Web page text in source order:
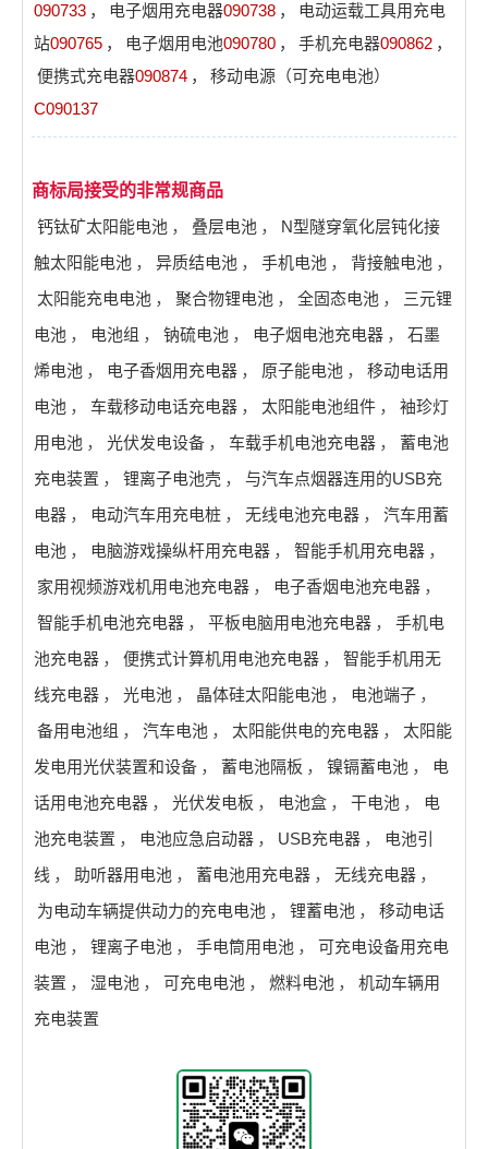
090733 ， 电子烟用充电器090738 ，
电动运载工具用充电
站090765 ， 电子烟用电池090780 ， 手机充电器090862 ，
便携式充电器090874 ，
移动电源（可充电电池）
C090137
商标局接受的非常规商品
钙钛矿太阳能电池 ， 叠层电池 ，
N型隧穿氧化层钝化接
触太阳能电池 ， 异质结电池 ， 手机电池 ， 背接触电池 ，
太阳能充电电池 ， 聚合物锂电池 ， 全固态电池 ，
三元锂
电池 ， 电池组 ， 钠硫电池 ， 电子烟电池充电器 ，
石墨
烯电池 ， 电子香烟用充电器 ， 原子能电池 ，
移动电话用
电池 ， 车载移动电话充电器 ， 太阳能电池组件 ，
袖珍灯
用电池 ， 光伏发电设备 ， 车载手机电池充电器 ，
蓄电池
充电装置 ， 锂离子电池壳 ，
与汽车点烟器连用的USB充
电器 ， 电动汽车用充电桩 ， 无线电池充电器 ，
汽车用蓄
电池 ， 电脑游戏操纵杆用充电器 ， 智能手机用充电器 ，
家用视频游戏机用电池充电器 ， 电子香烟电池充电器 ，
智能手机电池充电器 ， 平板电脑用电池充电器 ，
手机电
池充电器 ， 便携式计算机用电池充电器 ，
智能手机用无
线充电器 ， 光电池 ， 晶体硅太阳能电池 ， 电池端子 ，
备用电池组 ， 汽车电池 ， 太阳能供电的充电器 ，
太阳能
发电用光伏装置和设备 ， 蓄电池隔板 ， 镍镉蓄电池 ，
电
话用电池充电器 ， 光伏发电板 ， 电池盒 ， 干电池 ，
电
池充电装置 ， 电池应急启动器 ， USB充电器 ，
电池引
线 ， 助听器用电池 ， 蓄电池用充电器 ， 无线充电器 ，
为电动车辆提供动力的充电电池 ， 锂蓄电池 ，
移动电话
电池 ， 锂离子电池 ， 手电筒用电池 ，
可充电设备用充电
装置 ， 湿电池 ， 可充电电池 ， 燃料电池 ，
机动车辆用
充电装置